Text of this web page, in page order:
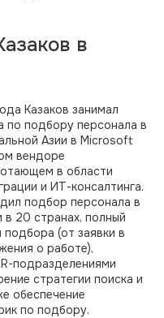
в
Казаков занимал
по подбору персонала в
Азии в Microsoft
вендоре
в области
и ИТ-консалтинга.
подбор персонала в
20 странах, полный
(от заявки в
о работе),
подразделениями
стратегии поиска и
обеспечение
по подбору.